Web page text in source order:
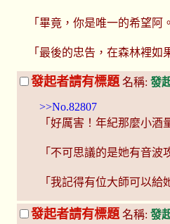
「畢竟，你是唯一的希望阿
「最後的忠告，在森林裡
發起者請有標題 名稱: 發
>>No.82807
「好厲害！年紀那麼小酒
「不可思議的是她有音
「我記得有位大師可以
發起者請有標題 名稱: 發